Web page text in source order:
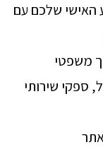
האישי שלכם עם
משפטי
ספקי שירותי